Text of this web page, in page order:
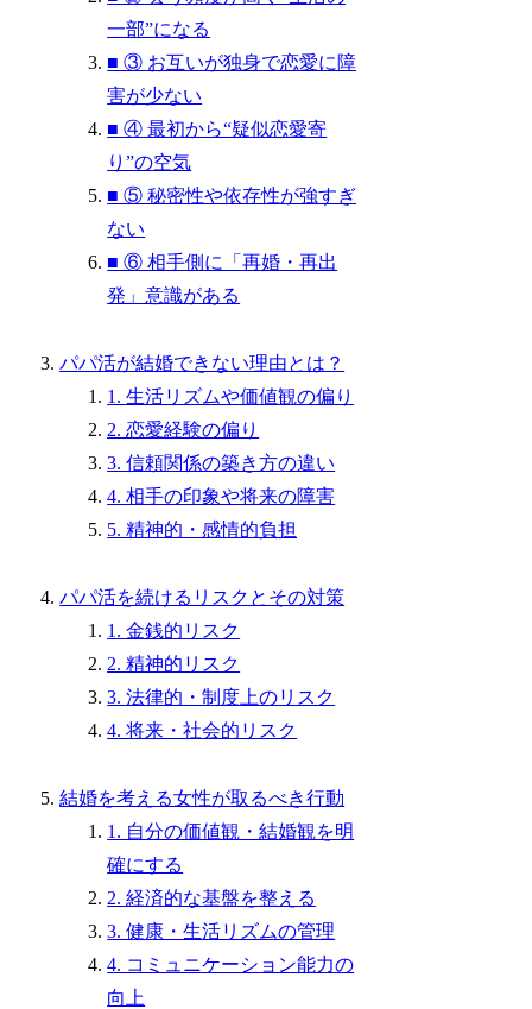
一部”になる
■ ③ お互いが独身で恋愛に障
害が少ない
■ ④ 最初から“疑似恋愛寄
り”の空気
■ ⑤ 秘密性や依存性が強すぎ
ない
■ ⑥ 相手側に「再婚・再出
発」意識がある
パパ活が結婚できない理由とは？
1. 生活リズムや価値観の偏り
2. 恋愛経験の偏り
3. 信頼関係の築き方の違い
4. 相手の印象や将来の障害
5. 精神的・感情的負担
パパ活を続けるリスクとその対策
1. 金銭的リスク
2. 精神的リスク
3. 法律的・制度上のリスク
4. 将来・社会的リスク
結婚を考える女性が取るべき行動
1. 自分の価値観・結婚観を明
確にする
2. 経済的な基盤を整える
3. 健康・生活リズムの管理
4. コミュニケーション能力の
向上